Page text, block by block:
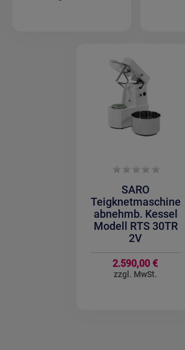
SARO
Teigknetmaschine
abnehmb. Kessel
Modell RTS 30TR
2V
2.590,00 €